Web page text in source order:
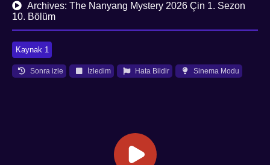
Archives: The Nanyang Mystery 2026 Çin 1. Sezon
10. Bölüm
Kaynak 1
Sonra izle İzledim Hata Bildir Sinema Modu